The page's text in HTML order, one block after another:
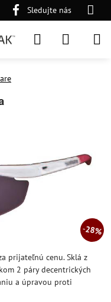
Sledujte nás
28%
prijateľnú cenu. Sklá z
2 páry decentrických
a úpravou proti